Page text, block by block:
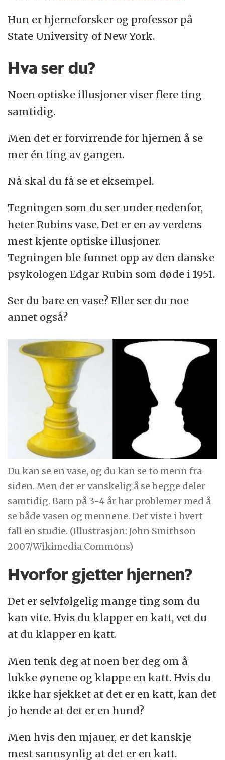
Hun er hjerneforsker og professor på
State University of New York.
Hva ser du?
Noen optiske illusjoner viser flere ting
samtidig.
Men det er forvirrende for hjernen å se
mer én ting av gangen.
Nå skal du få se et eksempel.
Tegningen som du ser under nedenfor,
heter Rubins vase. Det er en av verdens
mest kjente optiske illusjoner.
Tegningen ble funnet opp av den danske
psykologen Edgar Rubin som døde i 1951.
Ser du bare en vase? Eller ser du noe
annet også?
Du kan se en vase, og du kan se to menn fra
siden. Men det er vanskelig å se begge deler
samtidig. Barn på 3-4 år har problemer med å
se både vasen og mennene. Det viste i hvert
fall en studie. (Illustrasjon: John Smithson
2007/Wikimedia Commons)
Hvorfor gjetter hjernen?
Det er selvfølgelig mange ting som du
kan vite. Hvis du klapper en katt, vet du
at du klapper en katt.
Men tenk deg at noen ber deg om å
lukke øynene og klappe en katt. Hvis du
ikke har sjekket at det er en katt, kan det
jo hende at det er en hund?
Men hvis den mjauer, er det kanskje
mest sannsynlig at det er en katt.